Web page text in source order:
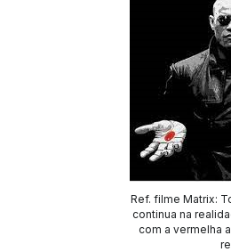
Ref. filme Matrix:
continua na
com a vermelha